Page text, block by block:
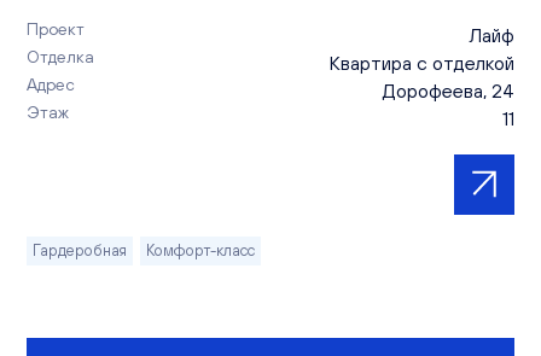
Проект Лайф
Отделка Квартира с отделкой
Адрес Дорофеева, 24
Этаж 11
Гардеробная Комфорт-класс